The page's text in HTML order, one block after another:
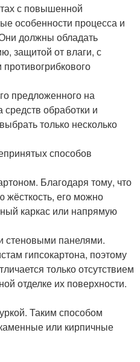
с повышенной
особенности процесса и
должны обладать
защитой от влаги, с
предложенного на
обработки и
только несколько
способов
Благодаря тому, что
жёсткость, его можно
каркас или напрямую
стеновыми панелями.
гипсокартона, поэтому
только отсутствием
отделке их поверхности.
Таким способом
или кирпичные